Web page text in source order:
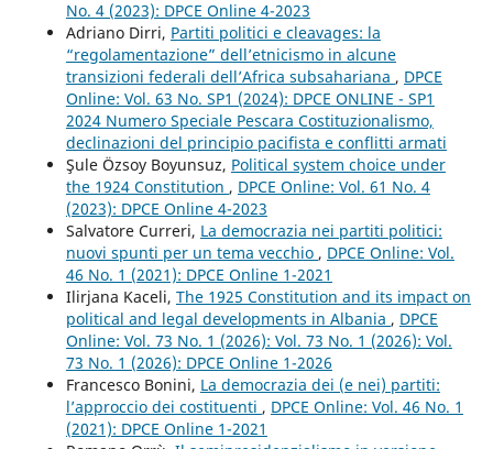
No. 4 (2023): DPCE Online 4-2023
Adriano Dirri, Partiti politici e cleavages: la
“regolamentazione” dell’etnicismo in alcune
transizioni federali dell’Africa subsahariana , DPCE
Online: Vol. 63 No. SP1 (2024): DPCE ONLINE - SP1
2024 Numero Speciale Pescara Costituzionalismo,
declinazioni del principio pacifista e conflitti armati
Şule Özsoy Boyunsuz, Political system choice under
the 1924 Constitution , DPCE Online: Vol. 61 No. 4
(2023): DPCE Online 4-2023
Salvatore Curreri, La democrazia nei partiti politici:
nuovi spunti per un tema vecchio , DPCE Online: Vol.
46 No. 1 (2021): DPCE Online 1-2021
Ilirjana Kaceli, The 1925 Constitution and its impact on
political and legal developments in Albania , DPCE
Online: Vol. 73 No. 1 (2026): Vol. 73 No. 1 (2026): Vol.
73 No. 1 (2026): DPCE Online 1-2026
Francesco Bonini, La democrazia dei (e nei) partiti:
l’approccio dei costituenti , DPCE Online: Vol. 46 No. 1
(2021): DPCE Online 1-2021